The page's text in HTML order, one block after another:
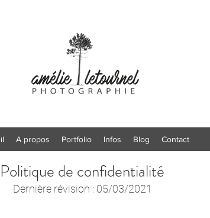
A propos Portfolio Infos Blog Contact
Politique de confidentialité
Dernière révision : 05/03/2021